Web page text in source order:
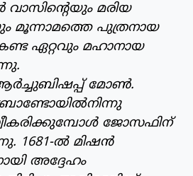
വാസിന്റെയും മരിയ
മൂന്നാമത്തെ പുത്രനായ
ഏറ്റവും മഹാനായ
മോണ്‍.
ജോസഫിന്
1681-ല്‍ മിഷന്‍
അദ്ദേഹം